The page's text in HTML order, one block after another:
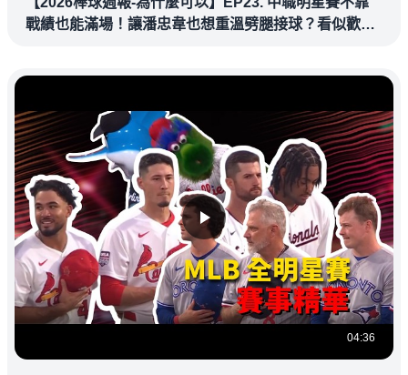
戰績也能滿場！讓潘忠韋也想重溫劈腿接球？看似歡樂
04:36